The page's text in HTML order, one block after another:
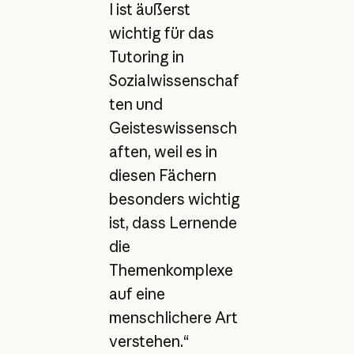
l ist äußerst
wichtig für das
Tutoring in
Sozialwissenschaf
ten und
Geisteswissensch
aften, weil es in
diesen Fächern
besonders wichtig
ist, dass Lernende
die
Themenkomplexe
auf eine
menschlichere Art
verstehen.“